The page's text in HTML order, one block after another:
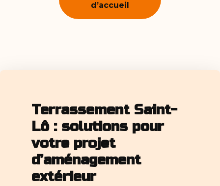
d’accueil
Terrassement Saint-
Lô : solutions pour
votre projet
d’aménagement
extérieur